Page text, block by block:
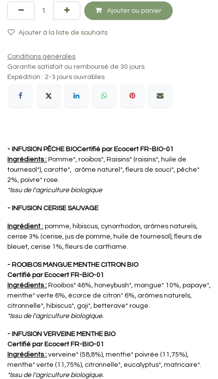
Ajouter au panier
Ajouter à la liste de souhaits
Conditions générales
Garantie satisfait ou remboursé de 30 jours
Expédition : 2-3 jours ouvrables
- INFUSION PÊCHE BIOCertifié par Ecocert FR-BIO-01
Ingrédients : Pomme*, rooibos*, Raisins* (raisins*, huile de
tournesol*), carotte*, arôme naturel*, fleurs de souci*, pêche*
2%, poivre* rose.
*Issu de l'agriculture biologique
- INFUSION CERISE SAUVAGE
Ingrédient: pomme, hibiscus, cynorrhodon, arômes naturels,
cerise 3% (cerise, jus de pomme, huile de tournesol), fleurs de
bleuet, cerise 1%, fleurs de carthame.
- ROOIBOS MANGUE MENTHE CITRON BIO
Certifié par Ecocert FR-BIO-01
Ingrédients : Rooibos* 46%, honeybush*, mangue* 10%, papaye*,
menthe* verte 6%, écorce de citron* 6%, arômes naturels,
citronnelle*, hibiscus*, goji*, betterave* rouge.
*Issu de l‘agriculture biologique.
- INFUSION VERVEINE MENTHE BIO
Certifié par Ecocert FR-BIO-01
Ingrédients : verveine* (58,8%), menthe* poivrée (11,75%),
menthe* verte (11,75%), citronnelle*, eucalyptus*, matricaire*.
*Issu de l‘agriculture biologique.